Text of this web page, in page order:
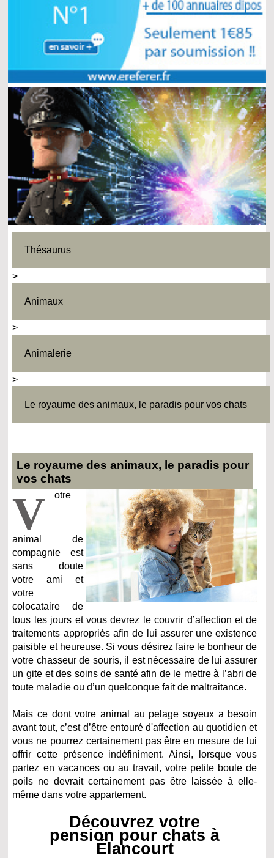
Thésaurus
>
Animaux
>
Animalerie
>
Le royaume des animaux, le paradis pour vos chats
Le royaume des animaux, le paradis pour
vos chats
V otre
animal de
compagnie est
sans doute
votre ami et
votre
colocataire de
tous les jours et vous devrez le couvrir d’affection et de
traitements appropriés afin de lui assurer une existence
paisible et heureuse. Si vous désirez faire le bonheur de
votre chasseur de souris, il est nécessaire de lui assurer
un gite et des soins de santé afin de le mettre à l’abri de
toute maladie ou d’un quelconque fait de maltraitance.
Mais ce dont votre animal au pelage soyeux a besoin
avant tout, c’est d’être entouré d'affection au quotidien et
vous ne pourrez certainement pas être en mesure de lui
offrir cette présence indéfiniment. Ainsi, lorsque vous
partez en vacances ou au travail, votre petite boule de
poils ne devrait certainement pas être laissée à elle-
même dans votre appartement.
Découvrez votre
pension pour chats à
Élancourt